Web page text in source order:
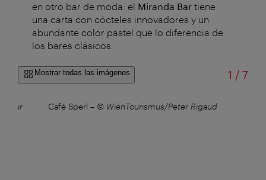
en otro bar de moda: el Miranda Bar tiene
una carta con cócteles innovadores y un
abundante color pastel que lo diferencia de
los bares clásicos.
Mostrar todas las imágenes 1 /de
7
Café Sperl – © WienTourismus/Peter Rigaud